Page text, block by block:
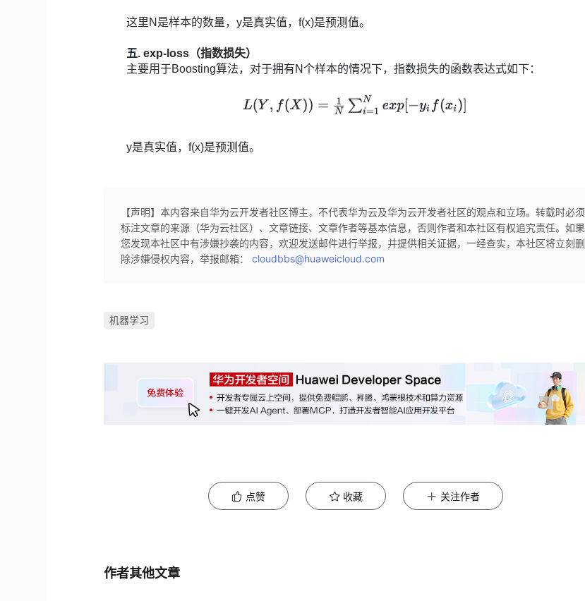
这里N是样本的数量，y是真实值，f(x)是预测值。
五. exp-loss（指数损失）
主要用于Boosting算法，对于拥有N个样本的情况下，指数损失的函数表达式如下：
y是真实值，f(x)是预测值。
【声明】本内容来自华为云开发者社区博主，不代表华为云及华为云开发者社区的观点和立场。转载时必须
标注文章的来源（华为云社区）、文章链接、文章作者等基本信息，否则作者和本社区有权追究责任。如果
您发现本社区中有涉嫌抄袭的内容，欢迎发送邮件进行举报，并提供相关证据，一经查实，本社区将立刻删
除涉嫌侵权内容，举报邮箱：cloudbbs@huaweicloud.com
机器学习
点赞 收藏 关注作者
作者其他文章